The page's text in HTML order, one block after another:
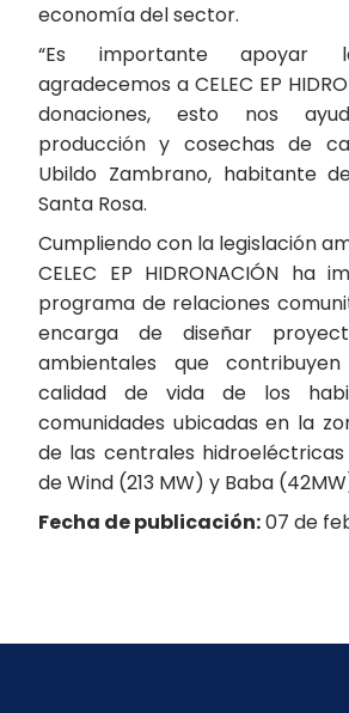
economía del sector.
“Es importante apoyar
agradecemos a CELEC EP
donaciones, esto nos
producción y cosechas de
Ubildo Zambrano, habitante
Santa Rosa.
Cumpliendo con la legislación
CELEC EP HIDRONACIÓN ha
programa de relaciones
encarga de diseñar
ambientales que
calidad de vida de los
comunidades ubicadas en la
de las centrales hidroeléctricas
de Wind (213 MW) y Baba
Fecha de publicación:07 de